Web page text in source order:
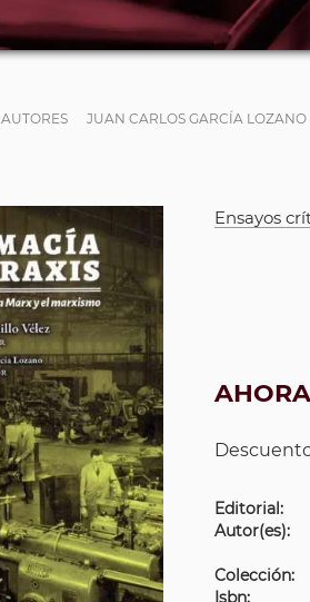
AUTORES JUAN CARLOS GARCÍA LOZANO
Ensayos
Editorial:
Autor(es):
Colección:
Isbn: